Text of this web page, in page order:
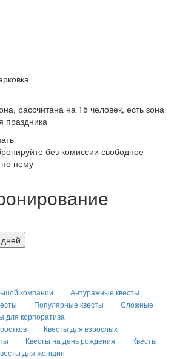
рассчитана на 15 человек, есть зона
праздника
без комиссии свободное
по нему
компании
Антуражные квесты
Популярные квесты
Сложные
для корпоратива
Квесты для взрослых
Квесты на день рождения
Квесты
для женщин